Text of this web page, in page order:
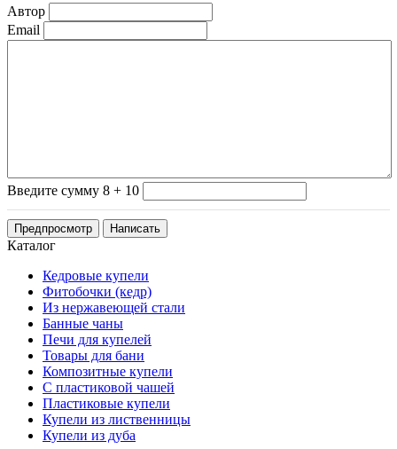
Автор
Email
Введите сумму 8 + 10
Каталог
Кедровые купели
Фитобочки (кедр)
Из нержавеющей стали
Банные чаны
Печи для купелей
Товары для бани
Композитные купели
С пластиковой чашей
Пластиковые купели
Купели из лиственницы
Купели из дуба